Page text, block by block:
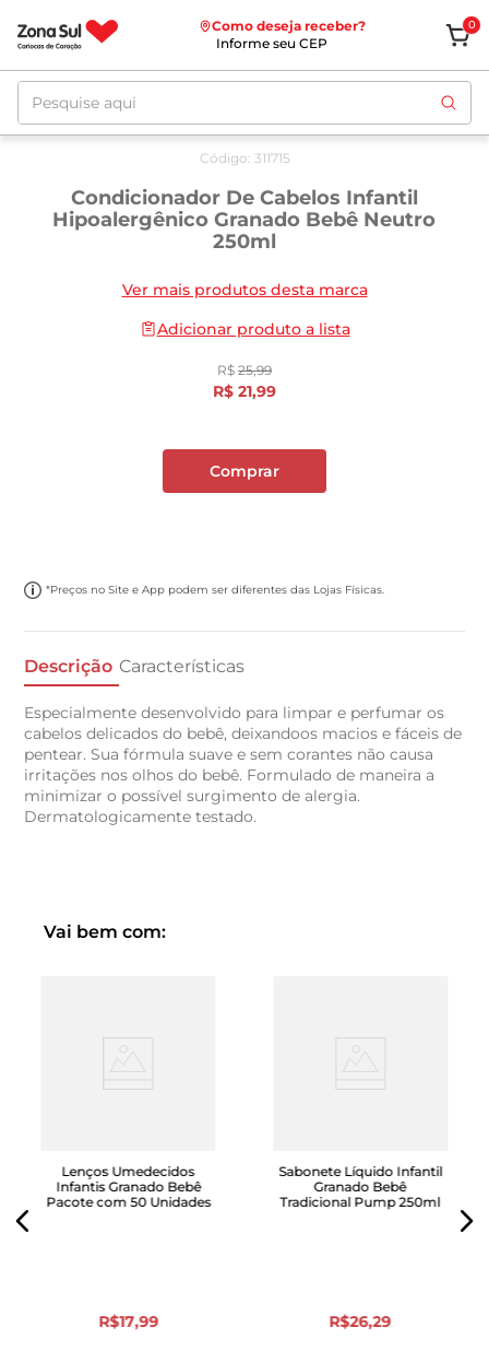
Como deseja receber?
Informe seu CEP
0
Pesquise aqui
12/08
Código: 311715
Condicionador De Cabelos Infantil
Hipoalergênico Granado Bebê Neutro
250ml
Ver mais produtos desta marca
Adicionar produto a lista
R$ 25,99
R$ 21,99
Comprar
*Preços no Site e App podem ser diferentes das Lojas Físicas.
Descrição Características
Especialmente desenvolvido para limpar e perfumar os
cabelos delicados do bebê, deixandoos macios e fáceis de
pentear. Sua fórmula suave e sem corantes não causa
irritações nos olhos do bebê. Formulado de maneira a
minimizar o possível surgimento de alergia.
Dermatologicamente testado.
Vai bem com:
Lenços Umedecidos
Infantis Granado Bebê
Pacote com 50 Unidades
R$17,99
Sabonete Líquido Infantil
Granado Bebê
Tradicional Pump 250ml
R$26,29